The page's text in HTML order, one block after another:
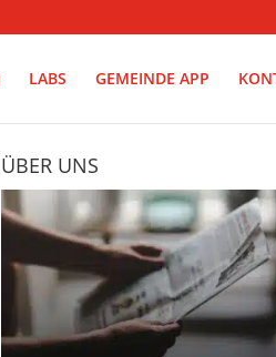
LABS GEMEINDE APP
ÜBER UNS